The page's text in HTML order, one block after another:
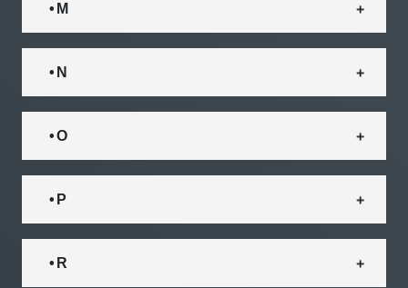
• M
• N
• O
• P
• R